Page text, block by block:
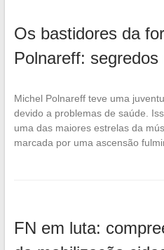
Os bastidores da
Polnareff: segredos
Michel Polnareff teve uma
devido a problemas de saúde.
uma das maiores estrelas da
marcada por uma ascensão
FN em luta: